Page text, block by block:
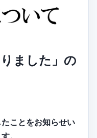
ました」の
ことをお知らせい